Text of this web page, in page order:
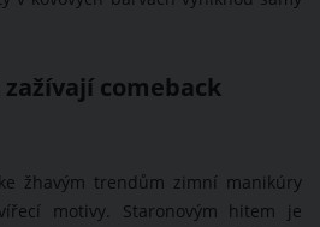
zažívají comeback
žhavým trendům zimní manikúry
motivy. Staronovým hitem je